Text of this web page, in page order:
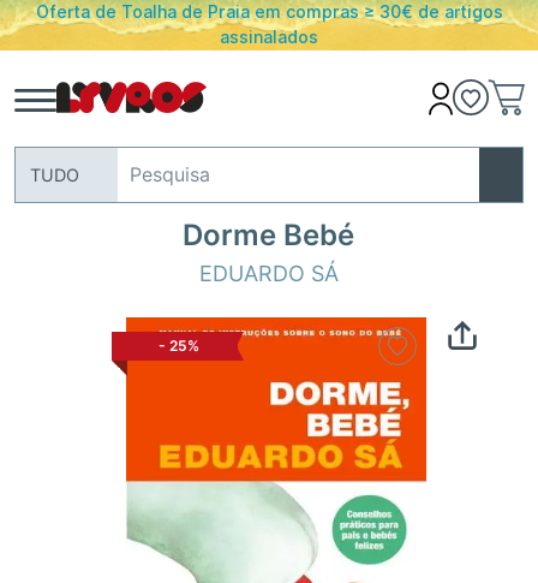
Oferta de Toalha de Praia em compras ≥ 30€ de artigos
assinalados
TUDO
Dorme Bebé
EDUARDO SÁ
- 25%